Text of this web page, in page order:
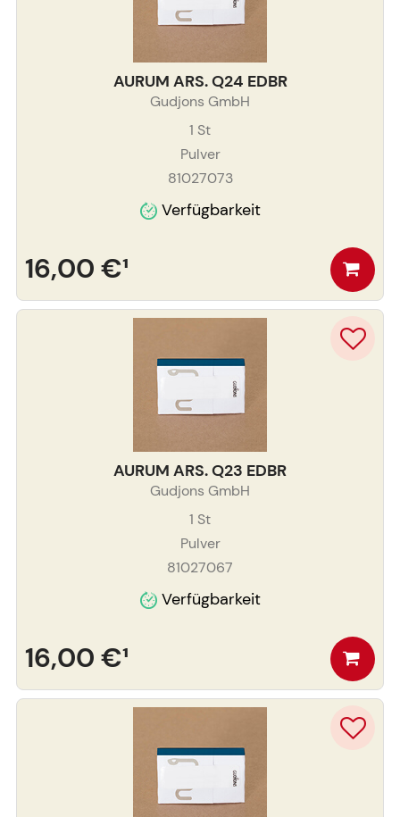
AURUM ARS. Q24 EDBR
Gudjons GmbH
1 St
Pulver
81027073
Verfügbarkeit
16,00 €¹
AURUM ARS. Q23 EDBR
Gudjons GmbH
1 St
Pulver
81027067
Verfügbarkeit
16,00 €¹